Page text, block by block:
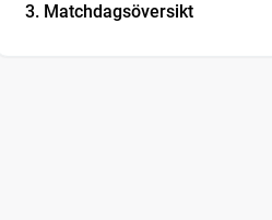
Matchdagsöversikt